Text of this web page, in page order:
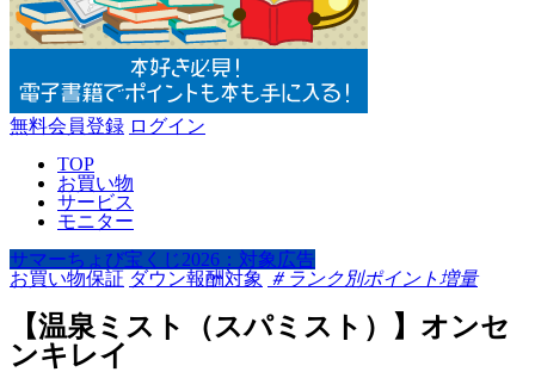
無料会員登録 ログイン
TOP
お買い物
サービス
モニター
サマーちょび宝くじ2026：対象広告
お買い物保証 ダウン報酬対象 ＃ランク別ポイント増量
【温泉ミスト（スパミスト）】オンセ
ンキレイ